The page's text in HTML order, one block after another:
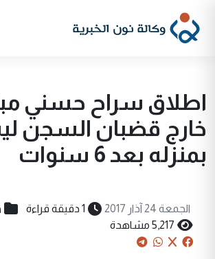
اطلاق سراح حسني
خارج قضبان السجن
بمنزله بعد 6 سنوات
الجمعة 24 آذار 2017 1 دقيقة قراءة
5,217 مشاهدة